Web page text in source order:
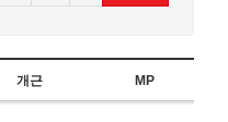
개근 MP